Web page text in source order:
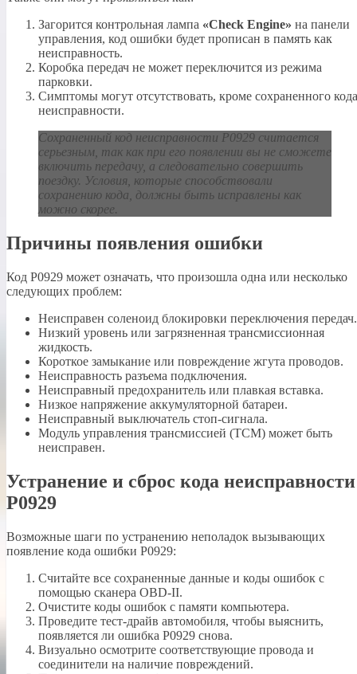
Загорится контрольная лампа «Check Engine» на панели
управления, код ошибки будет прописан в память как
неисправность.
Коробка передач не может переключится из режима
парковки.
Симптомы могут отсутствовать, кроме сохраненного кода
неисправности.
Сохраненный код неисправности P0929 считается
серьезным, так как при его появлении вы не сможете
включить передачу, а следовательно совершить
поездку. Условия, которые способствовали
сохранению кода, должны быть исправлены как
можно скорее.
Причины появления ошибки
Код P0929 может означать, что произошла одна или несколько
следующих проблем:
Неисправен соленоид блокировки переключения передач.
Низкий уровень или загрязненная трансмиссионная
жидкость.
Короткое замыкание или повреждение жгута проводов.
Неисправность разъема подключения.
Неисправный предохранитель или плавкая вставка.
Низкое напряжение аккумуляторной батареи.
Неисправный выключатель стоп-сигнала.
Модуль управления трансмиссией (TCM) может быть
неисправен.
Устранение и сброс кода неисправности
P0929
Возможные шаги по устранению неполадок вызывающих
появление кода ошибки P0929:
Считайте все сохраненные данные и коды ошибок с
помощью сканера OBD-II.
Очистите коды ошибок с памяти компьютера.
Проведите тест-драйв автомобиля, чтобы выяснить,
появляется ли ошибка P0929 снова.
Визуально осмотрите соответствующие провода и
соединители на наличие повреждений.